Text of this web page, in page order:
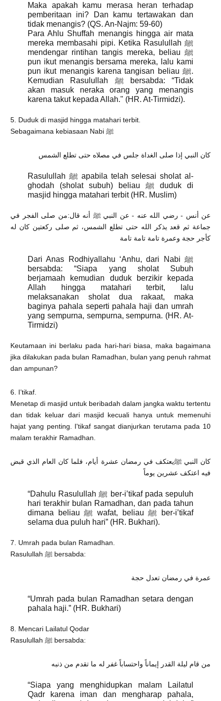
Maka apakah kamu merasa heran terhadap
pemberitaan ini? Dan kamu tertawakan dan
tidak menangis? (QS. An-Najm: 59-60)
Para Ahlu Shuffah menangis hingga air mata
mereka membasahi pipi. Ketika Rasulullah ﷺ
mendengar rintihan tangis mereka, beliau ﷺ
pun ikut menangis bersama mereka, lalu kami
pun ikut menangis karena tangisan beliau ﷺ.
Kemudian Rasulullah ﷺ bersabda: “Tidak
akan masuk neraka orang yang menangis
karena takut kepada Allah." (HR. At-Tirmidzi).
5. Duduk di masjid hingga matahari terbit.
Sebagaimana kebiasaan Nabi ﷺ
كان النبي إذا صلى الغداة جلس في مصلاه حتى تطلع الشمس
Rasulullah ﷺ apabila telah selesai sholat al-
ghodah (sholat subuh) beliau ﷺ duduk di
masjid hingga matahari terbit (HR. Muslim)
عن أنس - رضي الله عنه - عن النبي ﷺ أنه قال:من صلى الفجر في
جماعة ثم قعد يذكر الله حتى تطلع الشمس، ثم صلى ركعتين كان له
كأجر حجة وعمرة تامة تامة تامة
Dari Anas Rodhiyallahu ‘Anhu, dari Nabi ﷺ
bersabda: “Siapa yang sholat Subuh
berjamaah kemudian duduk berzikir kepada
Allah hingga matahari terbit, lalu
melaksanakan sholat dua rakaat, maka
baginya pahala seperti pahala haji dan umrah
yang sempurna, sempurna, sempurna. (HR. At-
Tirmidzi)
Keutamaan ini berlaku pada hari-hari biasa, maka bagaimana
jika dilakukan pada bulan Ramadhan, bulan yang penuh rahmat
dan ampunan?
6. I’tikaf.
Menetap di masjid untuk beribadah dalam jangka waktu tertentu
dan tidak keluar dari masjid kecuali hanya untuk memenuhi
hajat yang penting. I'tikaf sangat dianjurkan terutama pada 10
malam terakhir Ramadhan.
كان النبي ﷺيعتكف في رمضان عشرة أيام، فلما كان العام الذي قبض
فيه اعتكف عشرين يوماً
“Dahulu Rasulullah ﷺ ber-i’tikaf pada sepuluh
hari terakhir bulan Ramadhan, dan pada tahun
dimana beliau ﷺ wafat, beliau ﷺ ber-i’tikaf
selama dua puluh hari” (HR. Bukhari).
7. Umrah pada bulan Ramadhan.
Rasulullah ﷺ bersabda:
عمرة في رمضان تعدل حجة
“Umrah pada bulan Ramadhan setara dengan
pahala haji.” (HR. Bukhari)
8. Mencari Lailatul Qodar
Rasulullah ﷺ bersabda:
من قام ليلة القدر إيماناً واحتساباً غفر له ما تقدم من ذنبه
“Siapa yang menghidupkan malam Lailatul
Qadr karena iman dan mengharap pahala,